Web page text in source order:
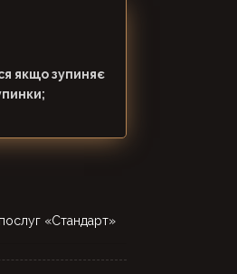
якщо зупиняє
«Стандарт»